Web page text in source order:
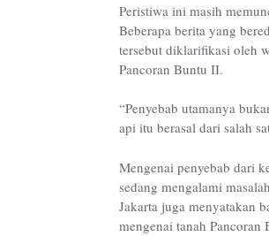
Peristiwa ini masih
Beberapa berita yang
tersebut diklarifikasi oleh
Pancoran Buntu II.
“Penyebab utamanya
api itu berasal dari salah
Mengenai penyebab dari
sedang mengalami
Jakarta juga menyatakan
mengenai tanah Pancoran